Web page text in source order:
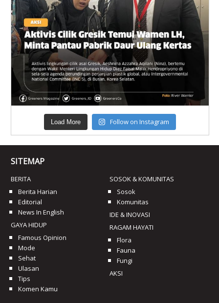
Load More Follow on Instagram
SITEMAP
BERITA
Berita Harian
Editorial
News In English
GAYA HIDUP
Famous Opinion
Mode
Sehat
Ulasan
Tips
Komen Kamu
SOSOK & KOMUNITAS
Sosok
Komunitas
IDE & INOVASI
RAGAM HAYATI
Flora
Fauna
Fungi
AKSI